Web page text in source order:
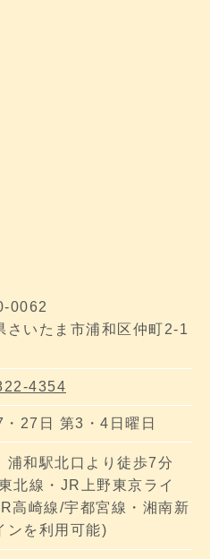
0062
さいたま市浦和区仲町2-1
4354
27日 第3・4日曜日
浦和駅北口より徒歩7分
北線・JR上野東京ライ
高崎線/宇都宮線・湘南新
ンを利用可能)